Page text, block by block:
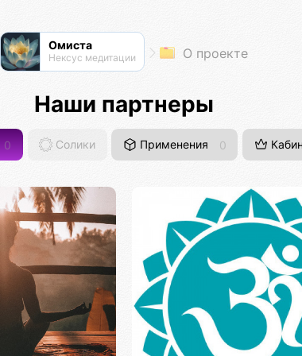
Омиста
Нексус медитации О проекте
Наши партнеры
0 Солики Применения 0